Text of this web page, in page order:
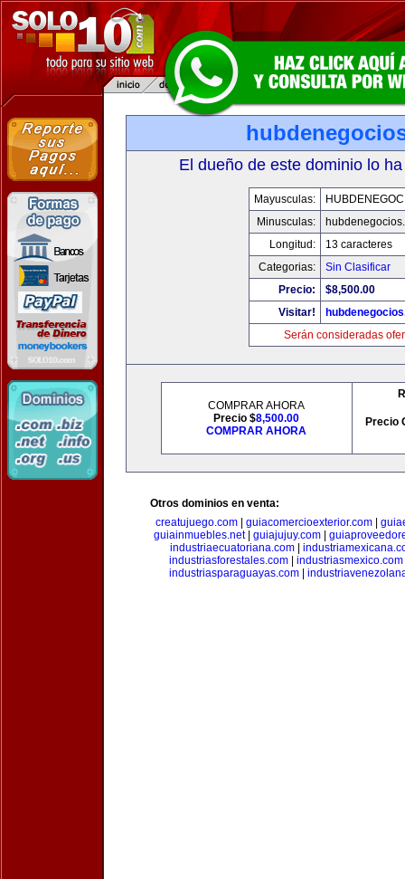
El dueño de este dominio lo
Mayusculas:
Minusculas:
Longitud:
13 caracteres
Categorias:
Sin Clasificar
Precio:
$8,500.00
Visitar!
Serán consideradas
COMPRAR AHORA
Precio $8,500.00
COMPRAR AHORA
Precio
Otros dominios en venta:
creatujuego.com| guiacomercioexterior.com|
guiainmuebles.net| guiajujuy.com|
industriaecuatoriana.com|
industriasforestales.com
industriasmexico.com
industriasparaguayas.com